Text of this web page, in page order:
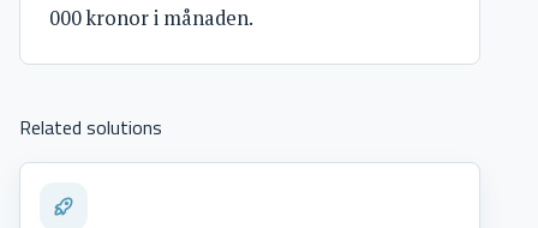
000 kronor i månaden.
Related solutions